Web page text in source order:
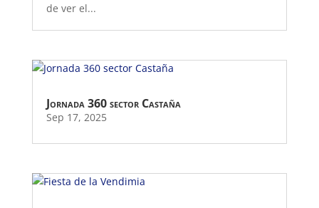
de ver el...
Jornada 360 sector Castaña
Sep 17, 2025